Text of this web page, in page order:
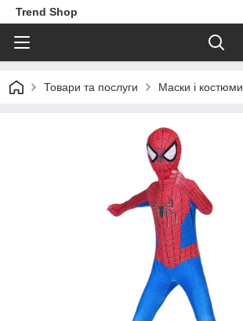
Trend Shop
Товари та послуги Маски і костюми